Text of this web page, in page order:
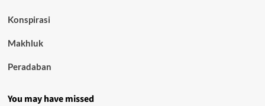
Konspirasi
Makhluk
Peradaban
You may have missed